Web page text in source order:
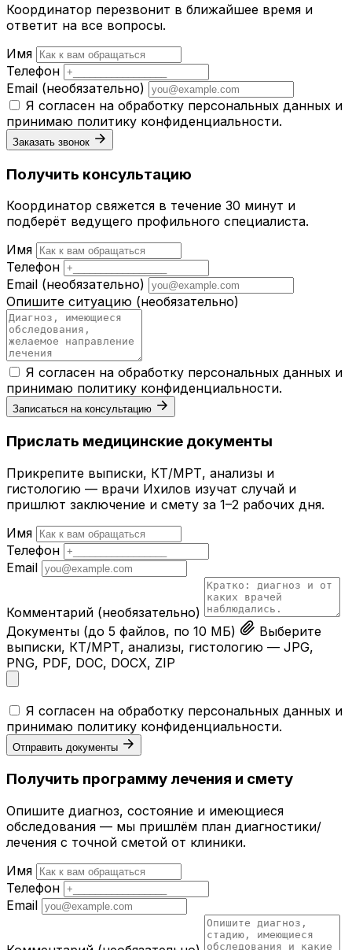
Координатор перезвонит в ближайшее время и
ответит на все вопросы.
Имя
Телефон
Email (необязательно)
Я согласен на обработку персональных данных и
принимаю политику конфиденциальности.
Заказать звонок
Получить консультацию
Координатор свяжется в течение 30 минут и
подберёт ведущего профильного специалиста.
Имя
Телефон
Email (необязательно)
Опишите ситуацию (необязательно)
Я согласен на обработку персональных данных и
принимаю политику конфиденциальности.
Записаться на консультацию
Прислать медицинские документы
Прикрепите выписки, КТ/МРТ, анализы и
гистологию — врачи Ихилов изучат случай и
пришлют заключение и смету за 1–2 рабочих дня.
Имя
Телефон
Email
Комментарий (необязательно)
Документы (до 5 файлов, по 10 МБ)
Выберите
выписки, КТ/МРТ, анализы, гистологию — JPG,
PNG, PDF, DOC, DOCX, ZIP
Я согласен на обработку персональных данных и
принимаю политику конфиденциальности.
Отправить документы
Получить программу лечения и смету
Опишите диагноз, состояние и имеющиеся
обследования — мы пришлём план диагностики/
лечения с точной сметой от клиники.
Имя
Телефон
Email